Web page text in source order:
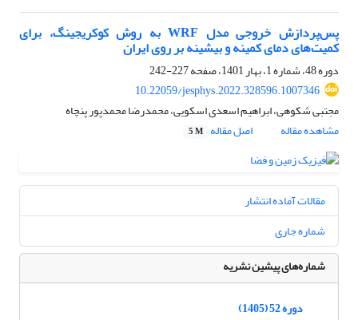
پس‌پردازش خروجی مدل WRF به روش کوکریجینگ، برای
کمیت‌های دمای کمینه و بیشینه بر روی ایران
دوره 48، شماره 1، بهار 1401، صفحه
227-242
10.22059/jesphys.2022.328596.1007346
مجتبی شکوهی، ابراهیم اسعدی اسکویی، محمدرضا محمدپور پنچاه
مشاهده مقاله
اصل مقاله 5 M
مقالات آماده انتشار
شماره جاری
شماره‌های پیشین نشریه
دوره 52 (1405)